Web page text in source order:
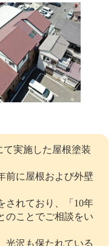
実施した屋根塗装
前に屋根および外壁
されており、「10年
のことでご相談をい
光沢も保たれている